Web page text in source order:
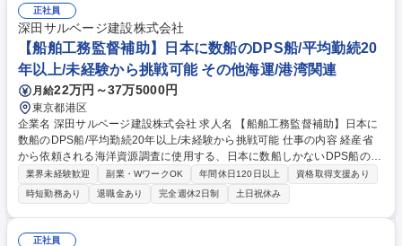
管理、運用・海務業務（乗組員の採用活動、配乗管理等）基本的には内勤
としてメール・電話での対応となりますが、現場での安全推進活動、会
議・研修などの対応により、訪船や出張があります。 募集職種 【船舶保
守/安全担当】創業79年の信頼と実績/残業少で働き方◎/長期就業性抜群
正社員
深田サルベージ建設株式会社
【船舶工務監督補助】日本に数船のDPS船/平均勤続20
年以上/未経験から挑戦可能 その他海運/港湾関連
月給22万円～37万5000円
東京都港区
企業名 深田サルベージ建設株式会社 求人名 【船舶工務監督補助】日本に
数船のDPS船/平均勤続20年以上/未経験から挑戦可能 仕事の内容 経産省
から依頼される海洋資源調査に使用する、日本に数船しかないDPS船のメ
ンテナンスをお任せします。入社後は、現担当者と共に動いていただく中
で業務を学び、ゆくゆくは独り立ちしていただきます。 【職務】船舶管理
会社と連絡をとりつつ、予算管理及び修理必要箇所や必要部品の補充等を
確認し、業者への連絡・見積確認・施工立会などを行います。◎独り立ち
した後は、業務によっては改善提案を出していただきます。 【職務詳細】
業界未経験歓迎 副業・WワークOK 年間休日120日以上
資格取得支援あり
時短勤務あり
退職金あり 完全週休2日制 土日祝休み
正社員